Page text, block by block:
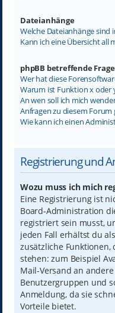
Dateianhänge
Welche Dateianhänge sind
Kann ich eine Übersicht all
phpBB betreffende
Wer hat diese
Warum ist Funktion x oder
An wen soll ich mich
Anfragen zu diesem Forum
Wie kann ich einen
Registrierung und
Wozu muss ich mich
Eine Registrierung ist
Board-Administration
registriert sein musst,
jeden Fall erhältst du
zusätzliche
stehen: zum Beispiel
Mail-Versand an
Benutzergruppen und
Anmeldung, da sie
Vorteile bietet.